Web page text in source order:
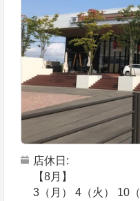
店休日
【8月】
3（月） 4（火） 10